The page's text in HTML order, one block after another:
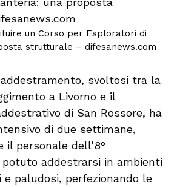
un Corso per Esploratori di
strutturale – difesanews.com
svoltosi tra la
a Livorno e il
di San Rossore, ha
di due settimane,
personale dell’8°
potuto addestrarsi in ambienti
e paludosi, perfezionando le